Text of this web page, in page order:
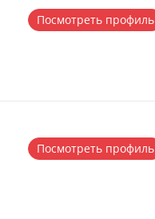
Посмотреть профиль
Посмотреть профиль